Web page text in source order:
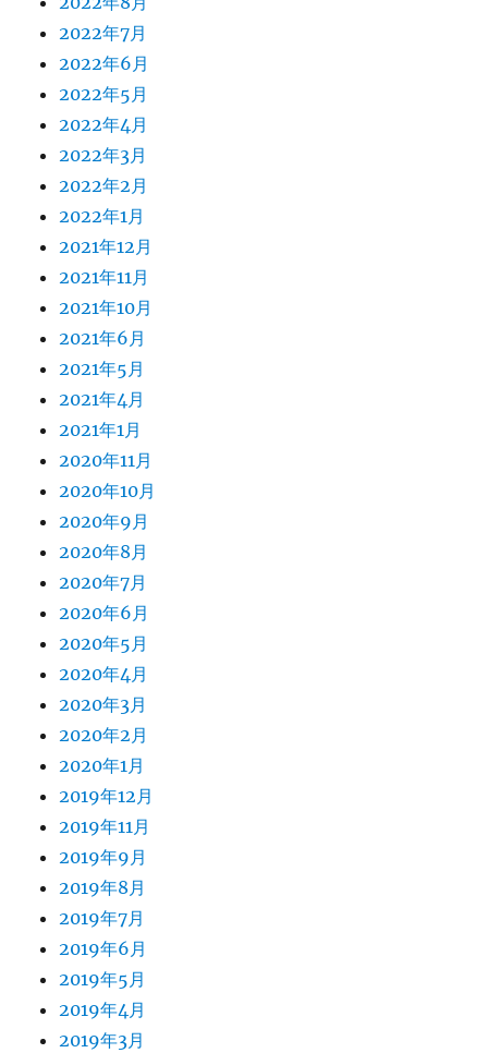
2022年7月
2022年6月
2022年5月
2022年4月
2022年3月
2022年2月
2022年1月
2021年12月
2021年11月
2021年10月
2021年6月
2021年5月
2021年4月
2021年1月
2020年11月
2020年10月
2020年9月
2020年8月
2020年7月
2020年6月
2020年5月
2020年4月
2020年3月
2020年2月
2020年1月
2019年12月
2019年11月
2019年9月
2019年8月
2019年7月
2019年6月
2019年5月
2019年4月
2019年3月